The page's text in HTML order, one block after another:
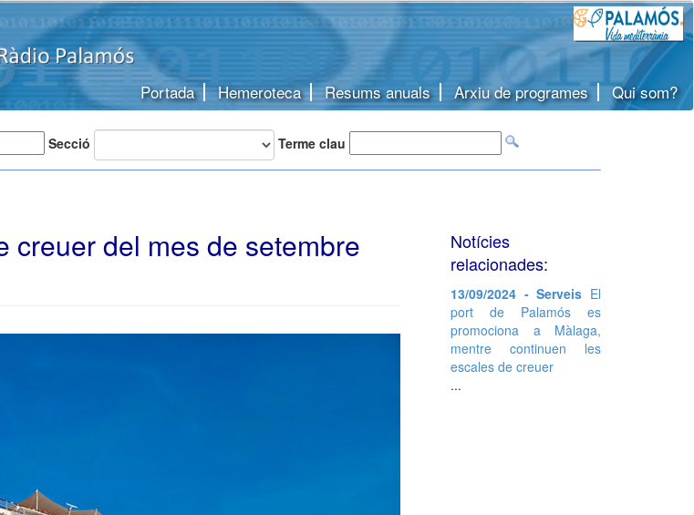
Portada Hemeroteca Resums anuals Arxiu de programes Qui som?
Secció Terme clau
creuer del mes de setembre
Notícies
relacionades:
13/09/2024 - Serveis El
port de Palamós es
promociona a Màlaga,
mentre continuen les
escales de creuer
...